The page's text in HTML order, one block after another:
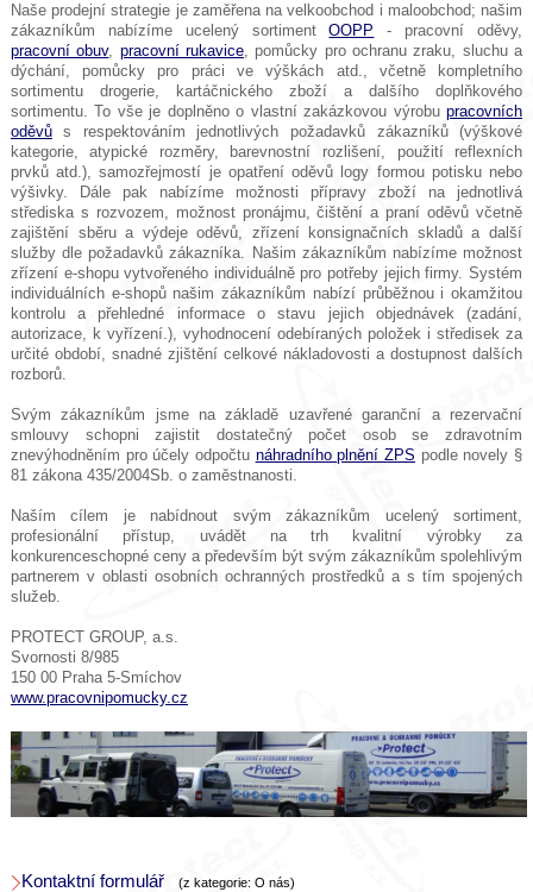
Naše prodejní strategie je zaměřena na velkoobchod i maloobchod; našim
zákazníkům nabízíme ucelený sortimentOOPP - pracovní oděvy,
pracovní obuv, pracovní rukavice, pomůcky pro ochranu zraku, sluchu a
dýchání, pomůcky pro práci ve výškách atd., včetně kompletního
sortimentu drogerie, kartáčnického zboží a dalšího doplňkového
sortimentu. To vše je doplněno o vlastní zakázkovou výrobupracovních
oděvůs respektováním jednotlivých požadavků zákazníků (výškové
kategorie, atypické rozměry, barevnostní rozlišení, použití reflexních
prvků atd.), samozřejmostí je opatření oděvů logy formou potisku nebo
výšivky. Dále pak nabízíme možnosti přípravy zboží na jednotlivá
střediska s rozvozem, možnost pronájmu, čištění a praní oděvů včetně
zajištění sběru a výdeje oděvů, zřízení konsignačních skladů a další
služby dle požadavků zákazníka. Našim zákazníkům nabízíme možnost
zřízení e-shopu vytvořeného individuálně pro potřeby jejich firmy. Systém
individuálních e-shopů našim zákazníkům nabízí průběžnou i okamžitou
kontrolu a přehledné informace o stavu jejich objednávek (zadání,
autorizace, k vyřízení.), vyhodnocení odebíraných položek i středisek za
určité období, snadné zjištění celkové nákladovosti a dostupnost dalších
rozborů.
Svým zákazníkům jsme na základě uzavřené garanční a rezervační
smlouvy schopni zajistit dostatečný počet osob se zdravotním
znevýhodněním pro účely odpočtu náhradního plnění ZPS podle novely §
81 zákona 435/2004Sb. o zaměstnanosti.
Naším cílem je nabídnout svým zákazníkům ucelený sortiment,
profesionální přístup, uvádět na trh kvalitní výrobky za
konkurenceschopné ceny a především být svým zákazníkům spolehlivým
partnerem v oblasti osobních ochranných prostředků a s tím spojených
služeb.
PROTECT GROUP, a.s.
Svornosti 8/985
150 00 Praha 5-Smíchov
www.pracovnipomucky.cz
Kontaktní formulář (z kategorie: O nás)